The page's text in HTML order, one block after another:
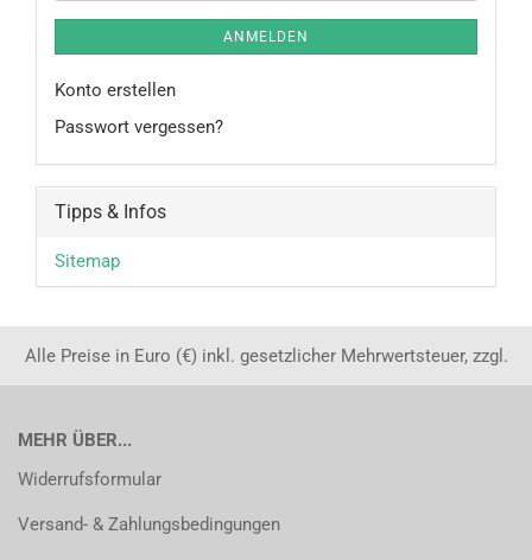
ANMELDEN
Konto erstellen
Passwort vergessen?
Tipps & Infos
Sitemap
Alle Preise in Euro (€) inkl. gesetzlicher Mehrwertsteuer, zzgl.
MEHR ÜBER...
Widerrufsformular
Versand- & Zahlungsbedingungen